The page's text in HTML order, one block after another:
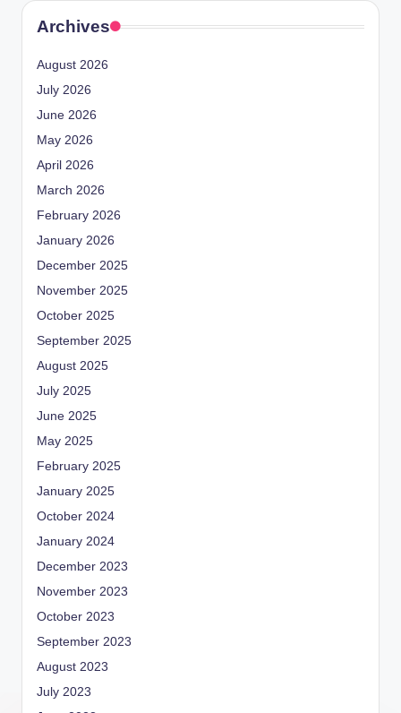
Archives
August 2026
July 2026
June 2026
May 2026
April 2026
March 2026
February 2026
January 2026
December 2025
November 2025
October 2025
September 2025
August 2025
July 2025
June 2025
May 2025
February 2025
January 2025
October 2024
January 2024
December 2023
November 2023
October 2023
September 2023
August 2023
July 2023